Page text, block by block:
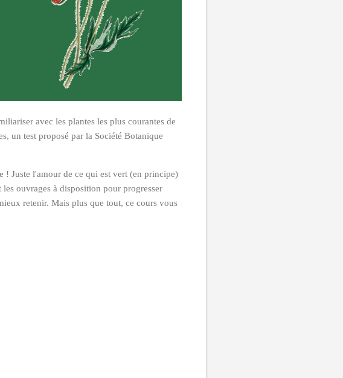
avec les plantes les plus courantes de
un test proposé par la Société Botanique
! Juste l'amour de ce qui est vert (en principe)
ouvrages à disposition pour progresser
retenir. Mais plus que tout, ce cours vous